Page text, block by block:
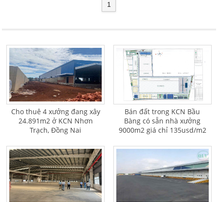
1
Cho thuê 4 xưởng đang xây
24.891m2 ở KCN Nhơn
Trạch, Đồng Nai
Bán đất trong KCN Bầu
Bàng có sẵn nhà xưởng
9000m2 giá chỉ 135usd/m2